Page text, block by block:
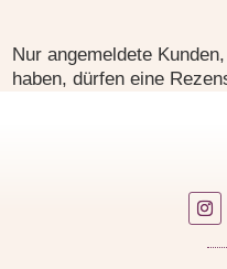
Nur angemeldete
haben, dürfen eine